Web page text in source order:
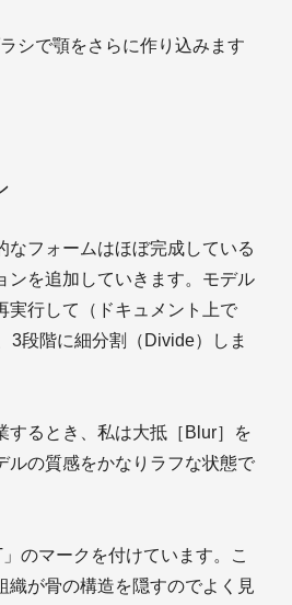
シで顎をさらに作り込みます
なフォームはほぼ完成している
ンを追加していきます。モデル
実行して（ドキュメント上で
3段階に細分割（Divide）しま
するとき、私は大抵［Blur］を
ルの質感をかなりラフな状態で
のマークを付けています。こ
織が骨の構造を隠すのでよく見